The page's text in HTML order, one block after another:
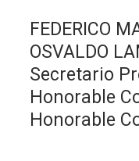
FEDERICO
OSVALDO
Secretario
Honorable
Honorable